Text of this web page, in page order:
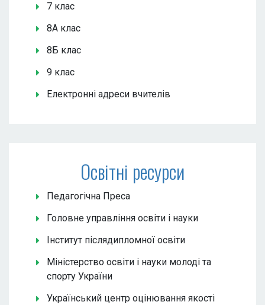
7 клас
8А клас
8Б клас
9 клас
Електронні адреси вчителів
Освітні ресурси
Педагогічна Преса
Головне управління освіти і науки
Інститут післядипломної освіти
Міністерство освіти і науки молоді та
спорту України
Український центр оцінювання якості